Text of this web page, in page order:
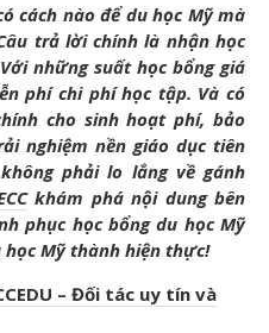
Du học
Tin tức
Liên Hệ
cách nào để du học Mỹ mà
trả lời chính là nhận học
những suất học bổng giá
phí chi phí học tập. Và có
cho sinh hoạt phí, bảo
nghiệm nền giáo dục tiên
phải lo lắng về gánh
khám phá nội dung bên
phục học bổng du học Mỹ
Mỹ thành hiện thực!
– Đối tác uy tín và